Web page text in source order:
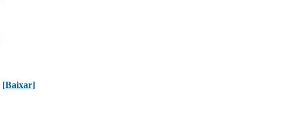
[Baixar]